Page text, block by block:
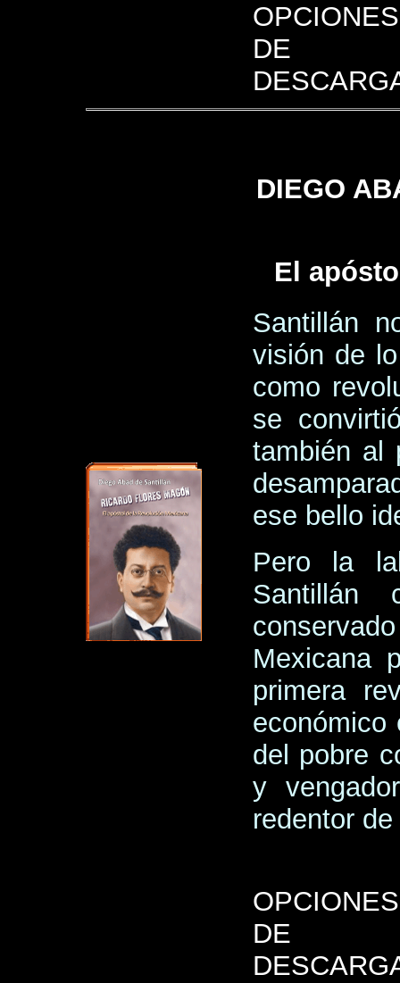
OPCIONES
DE
DIEGO
El
Santillán
visión de
como
se
también al
ese bello
Pero la
Santillán
Mexicana
primera
económico
del pobre
y
redentor
OPCIONES
DE